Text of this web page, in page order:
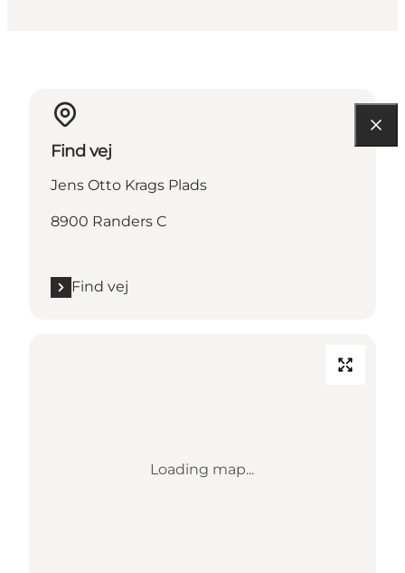
Find vej
Jens Otto Krags Plads
8900 Randers C
Find vej
Loading map...